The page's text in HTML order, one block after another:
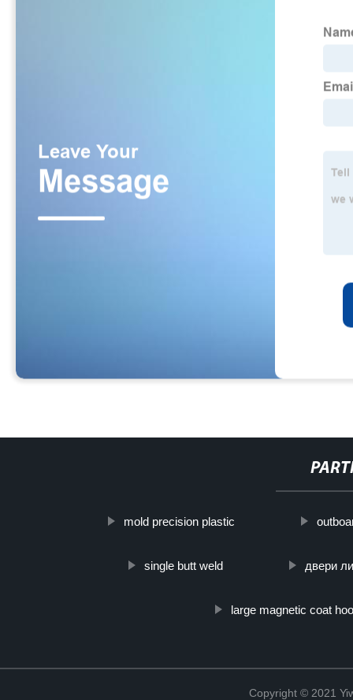
mold precision plastic
single butt weld двери
large magnetic coat
Copyright © 2021